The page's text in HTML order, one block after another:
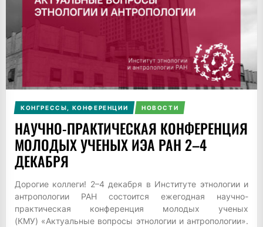
КОНГРЕССЫ, КОНФЕРЕНЦИИ НОВОСТИ
НАУЧНО-ПРАКТИЧЕСКАЯ КОНФЕРЕНЦИЯ
МОЛОДЫХ УЧЕНЫХ ИЭА РАН 2–4
ДЕКАБРЯ
Дорогие коллеги! 2–4 декабря в Институте этнологии и
антропологии РАН состоится ежегодная научно-
практическая конференция молодых ученых
(КМУ) «Актуальные вопросы этнологии и антропологии».